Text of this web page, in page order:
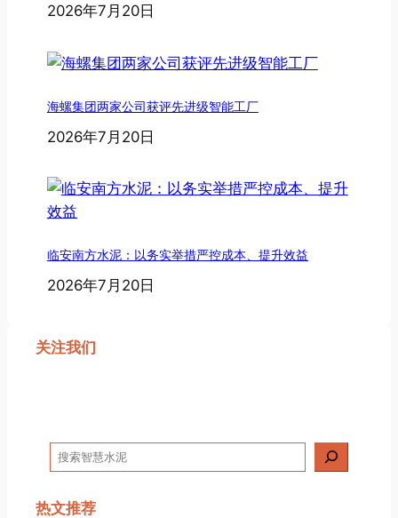
2026年7月20日
海螺集团两家公司获评先进级智能工厂
2026年7月20日
临安南方水泥：以务实举措严控成本、提升效益
2026年7月20日
关注我们
搜
索
热文推荐